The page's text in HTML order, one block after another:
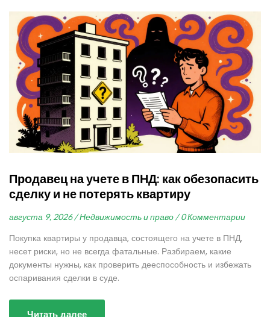
Продавец на учете в ПНД: как обезопасить
сделку и не потерять квартиру
августа 9, 2026 / Недвижимость и право / 0 Комментарии
Покупка квартиры у продавца, состоящего на учете в ПНД,
несет риски, но не всегда фатальные. Разбираем, какие
документы нужны, как проверить дееспособность и избежать
оспаривания сделки в суде.
Читать далее